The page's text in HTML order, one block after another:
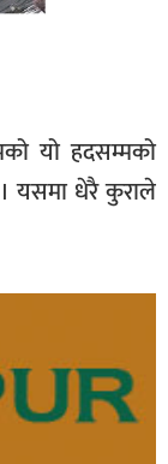
यो हदसम्मको
यसमा धेरै कुराले